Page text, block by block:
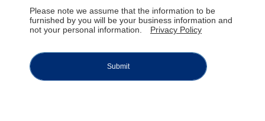
​Please note we assume that the information to be
furnished by you will be your business information and
not your personal information.
Privacy Policy
Submit